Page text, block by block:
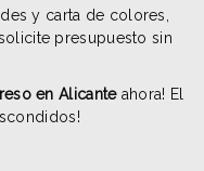
y carta de colores,
presupuesto sin
en Alicanteahora! El